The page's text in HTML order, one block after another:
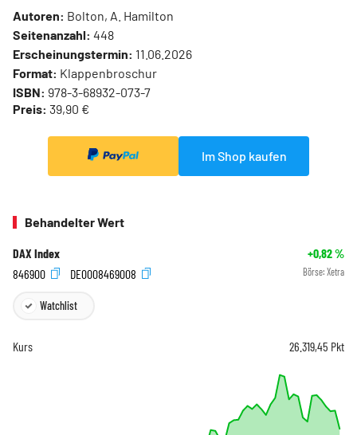
Autoren: Bolton, A. Hamilton
Seitenanzahl: 448
Erscheinungstermin: 11.06.2026
Format: Klappenbroschur
ISBN: 978-3-68932-073-7
Preis: 39,90 €
Im Shop kaufen
Behandelter Wert
DAX Index +0,82%
846900
DE0008469008 Börse: Xetra
Watchlist
Kurs 26.319,45 Pkt